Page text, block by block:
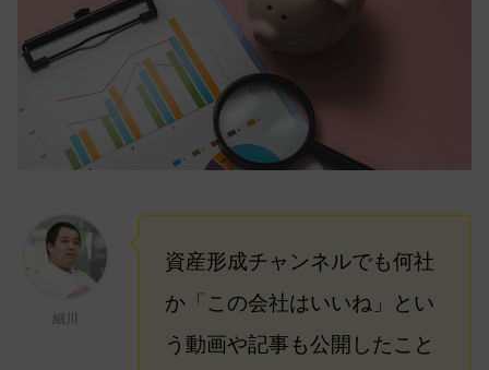
細川
資産形成チャンネルでも何社
か「この会社はいいね」とい
う動画や記事も公開したこと